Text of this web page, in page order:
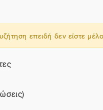
επειδή δεν είστε